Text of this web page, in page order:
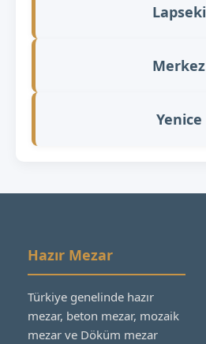
Lapseki
Merkez
Yenice
Hazır Mezar
Türkiye genelinde hazır
mezar, beton mezar, mozaik
mezar ve Döküm mezar